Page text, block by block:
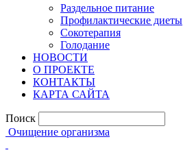
Раздельное питание
Профилактические диеты
Сокотерапия
Голодание
НОВОСТИ
О ПРОЕКТЕ
КОНТАКТЫ
КАРТА САЙТА
Поиск
Очищение организма